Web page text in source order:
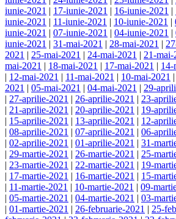
iunie-2021 | 17-iunie-2021 | 16-iunie-2021 |
iunie-2021 | 11-iunie-2021 | 10-iunie-2021 |
iunie-2021 | 07-iunie-2021 | 04-iunie-2021 |
iunie-2021 | 31-mai-2021 | 28-mai-2021 |
2021 | 25-mai-2021 | 24-mai-2021 | 21-mai-
mai-2021 | 18-mai-2021 | 17-mai-2021 | 14-
| 12-mai-2021 | 11-mai-2021 | 10-mai-2021 |
2021 | 05-mai-2021 | 04-mai-2021 | 29-
| 27-aprilie-2021 | 26-aprilie-2021 | 23-
| 21-aprilie-2021 | 20-aprilie-2021 | 19-
| 15-aprilie-2021 | 13-aprilie-2021 | 12-
| 08-aprilie-2021 | 07-aprilie-2021 | 06-
| 02-aprilie-2021 | 01-aprilie-2021 | 31-
| 29-martie-2021 | 26-martie-2021 | 25-
| 23-martie-2021 | 22-martie-2021 | 19-
| 17-martie-2021 | 16-martie-2021 | 15-
| 11-martie-2021 | 10-martie-2021 | 09-
| 05-martie-2021 | 04-martie-2021 | 03-
| 01-martie-2021 | 26-februarie-2021 | 25-